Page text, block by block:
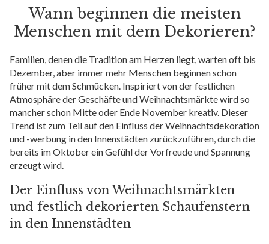
Wann beginnen die meisten
Menschen mit dem Dekorieren?
Familien, denen die Tradition am Herzen liegt, warten oft bis
Dezember, aber immer mehr Menschen beginnen schon
früher mit dem Schmücken. Inspiriert von der festlichen
Atmosphäre der Geschäfte und Weihnachtsmärkte wird so
mancher schon Mitte oder Ende November kreativ. Dieser
Trend ist zum Teil auf den Einfluss der Weihnachtsdekoration
und -werbung in den Innenstädten zurückzuführen, durch die
bereits im Oktober ein Gefühl der Vorfreude und Spannung
erzeugt wird.
Der Einfluss von Weihnachtsmärkten
und festlich dekorierten Schaufenstern
in den Innenstädten